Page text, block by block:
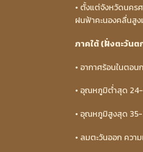
• ตั้งแต่จังหวัดนคร
ฝนฟ้าคะนองคลื่นสูง
ภาคใต้ (ฝั่งตะวันต
• อากาศร้อนในตอ
• อุณหภูมิต่ำสุด 24-
• อุณหภูมิสูงสุด 35-
• ลมตะวันออก ควา